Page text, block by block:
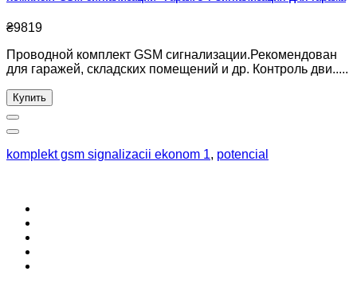
₴9819
Проводной комплект GSM сигнализации.Рекомендован
для гаражей, складских помещений и др. Контроль дви.....
Купить
komplekt gsm signalizacii ekonom 1, potencial